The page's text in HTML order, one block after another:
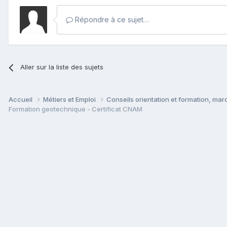
Répondre à ce sujet…
Aller sur la liste des sujets
Accueil Métiers et Emploi
Conseils orientation et formation,
Formation geotechnique - Certificat CNAM